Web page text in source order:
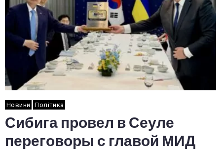
Новини Політика
Сибига провел в Сеуле
переговоры с главой МИД